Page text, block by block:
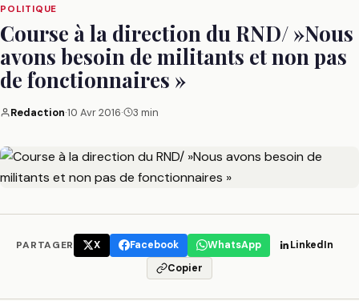
POLITIQUE
Course à la direction du RND/ »Nous
avons besoin de militants et non pas
de fonctionnaires »
Redaction·10 Avr 2016· 3 min
PARTAGER X Facebook WhatsApp
LinkedIn
Copier